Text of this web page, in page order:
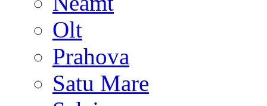
Olt
Prahova
Satu Mare